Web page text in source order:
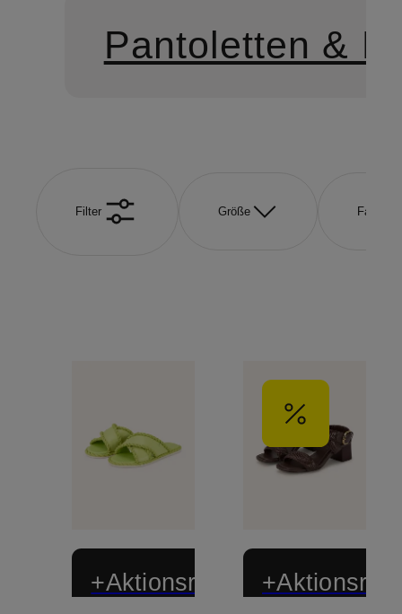
Pantoletten &
Filter Größe Farbe
+Aktionsrabatt